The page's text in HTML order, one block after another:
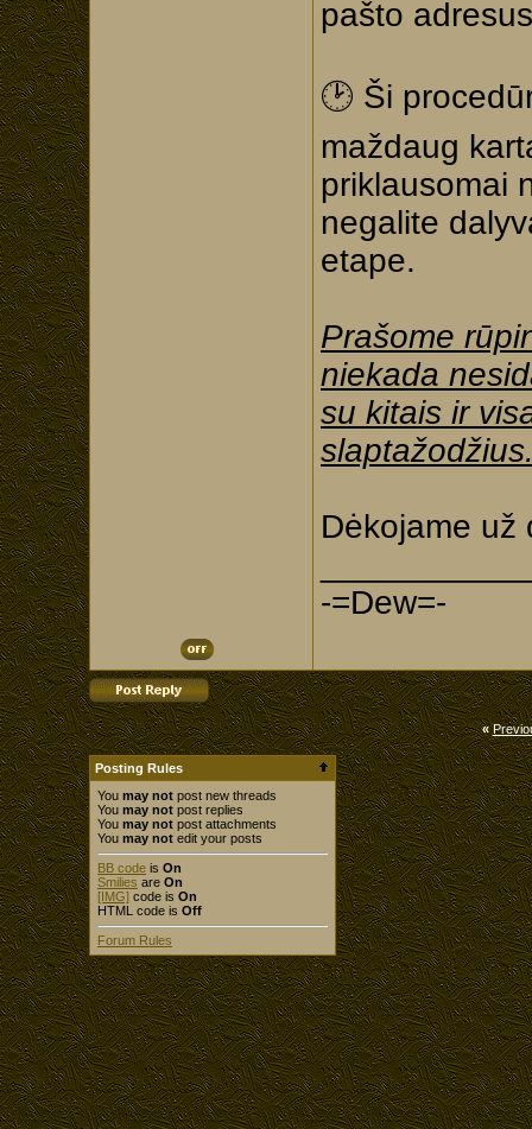
pašto
🕑 Ši
maždaug
priklausomai
negalite
etape.
Prašome
niekada
su kitais ir
Dėkojame už
-=Dew=-
«
Posting Rules
You may not post new threads
You may not post replies
You may not post attachments
You may not edit your posts
BB code is On
Smilies are On
[IMG] code is On
HTML code is Off
Forum Rules